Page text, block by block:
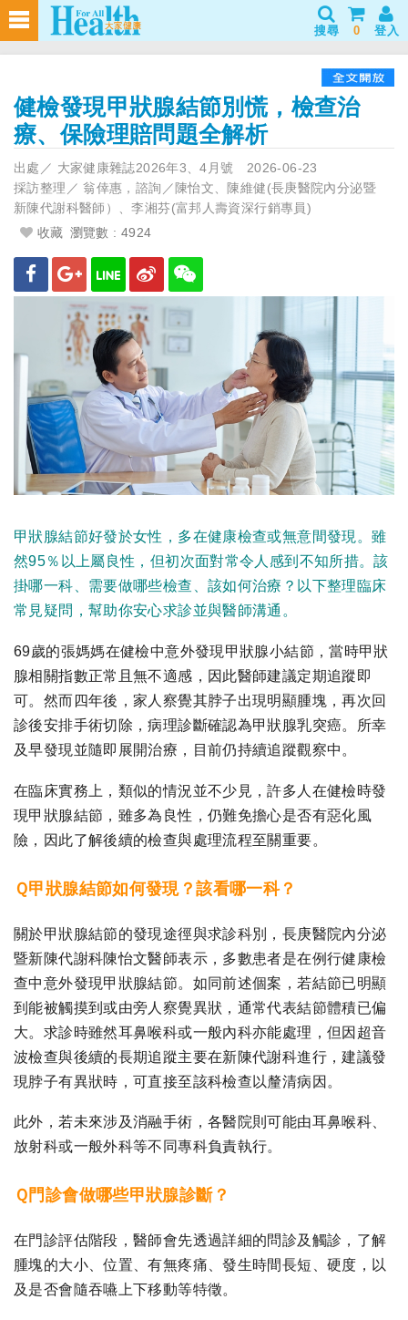
搜尋 0 登入
健檢發現甲狀腺結節別慌，檢查治
療、保險理賠問題全解析
出處／ 大家健康雜誌2026年3、4月號 2026-06-23
採訪整理／ 翁倖惠，諮詢／陳怡文、陳維健(長庚醫院內分泌暨
新陳代謝科醫師）、李湘芬(富邦人壽資深行銷專員)
收藏 瀏覽數 : 4924
甲狀腺結節好發於女性，多在健康檢查或無意間發現。雖
然95％以上屬良性，但初次面對常令人感到不知所措。該
掛哪一科、需要做哪些檢查、該如何治療？以下整理臨床
常見疑問，幫助你安心求診並與醫師溝通。
69歲的張媽媽在健檢中意外發現甲狀腺小結節，當時甲狀
腺相關指數正常且無不適感，因此醫師建議定期追蹤即
可。然而四年後，家人察覺其脖子出現明顯腫塊，再次回
診後安排手術切除，病理診斷確認為甲狀腺乳突癌。所幸
及早發現並隨即展開治療，目前仍持續追蹤觀察中。
在臨床實務上，類似的情況並不少見，許多人在健檢時發
現甲狀腺結節，雖多為良性，仍難免擔心是否有惡化風
險，因此了解後續的檢查與處理流程至關重要。
Ｑ甲狀腺結節如何發現？該看哪一科？
關於甲狀腺結節的發現途徑與求診科別，長庚醫院內分泌
暨新陳代謝科陳怡文醫師表示，多數患者是在例行健康檢
查中意外發現甲狀腺結節。如同前述個案，若結節已明顯
到能被觸摸到或由旁人察覺異狀，通常代表結節體積已偏
大。求診時雖然耳鼻喉科或一般內科亦能處理，但因超音
波檢查與後續的長期追蹤主要在新陳代謝科進行，建議發
現脖子有異狀時，可直接至該科檢查以釐清病因。
此外，若未來涉及消融手術，各醫院則可能由耳鼻喉科、
放射科或一般外科等不同專科負責執行。
Ｑ門診會做哪些甲狀腺診斷？
在門診評估階段，醫師會先透過詳細的問診及觸診，了解
腫塊的大小、位置、有無疼痛、發生時間長短、硬度，以
及是否會隨吞嚥上下移動等特徵。